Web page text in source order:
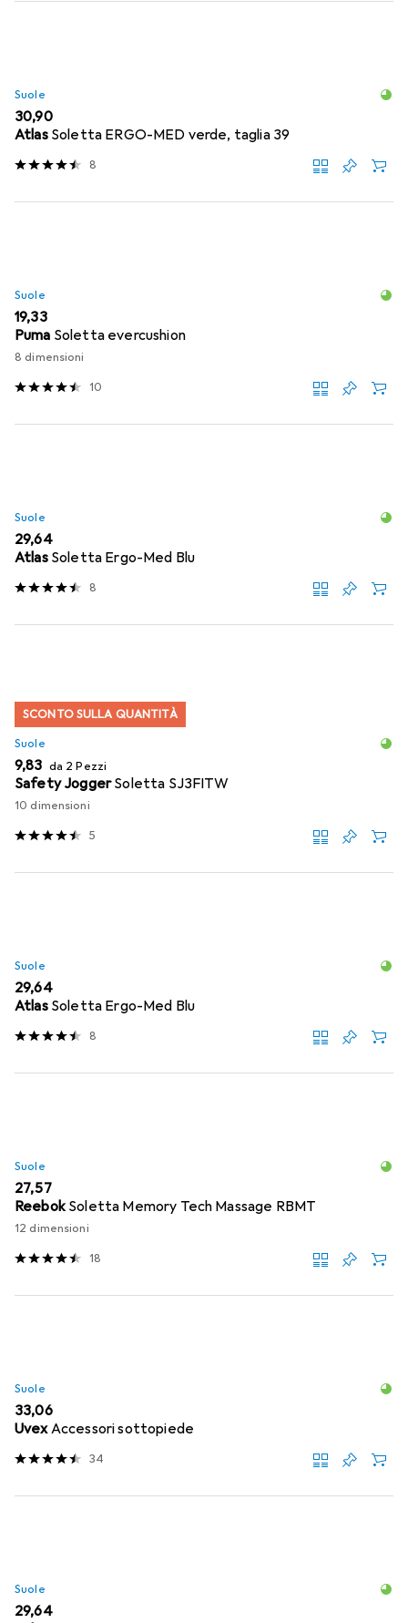
Suole
EUR
30,90
Atlas Soletta ERGO-MED verde, taglia 39
8
Suole
EUR
19,33
Puma Soletta evercushion
8 dimensioni
10
Suole
EUR
29,64
Atlas Soletta Ergo-Med Blu
8
SCONTO SULLA QUANTITÀ
Suole
EUR
9,83 da 2 Pezzi
Safety JoggerSoletta SJ3FITW
10 dimensioni
5
Suole
EUR
29,64
Atlas Soletta Ergo-Med Blu
8
Suole
EUR
27,57
Reebok Soletta Memory Tech Massage RBMT
12 dimensioni
18
Suole
EUR
33,06
UvexAccessori sottopiede
34
Suole
EUR
29,64